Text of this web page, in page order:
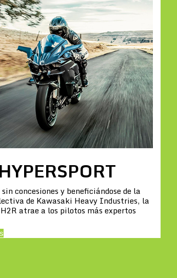
HYPERSPORT
concesiones y beneficiándose de la
de Kawasaki Heavy Industries, la
atrae a los pilotos más expertos